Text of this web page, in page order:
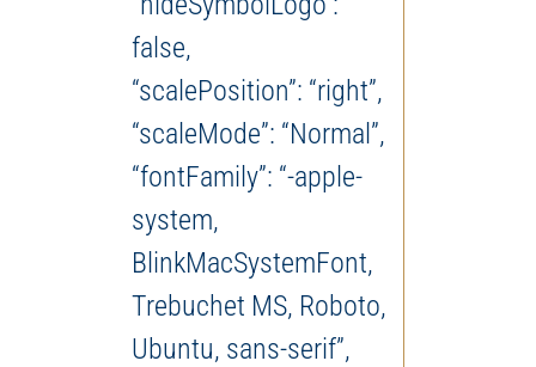
false,
“scalePosition”: “right”,
“scaleMode”: “Normal”,
“fontFamily”: “-apple-
system,
BlinkMacSystemFont,
Trebuchet MS, Roboto,
Ubuntu, sans-serif”,